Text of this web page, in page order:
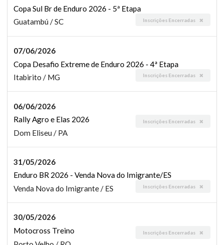
Copa Sul Br de Enduro 2026 - 5ª Etapa
Inscrições Encerradas
Guatambú / SC
07/06/2026
Copa Desafio Extreme de Enduro 2026 - 4ª Etapa
Inscrições Encerradas
Itabirito / MG
06/06/2026
Rally Agro e Elas 2026
Inscrições Encerradas
Dom Eliseu / PA
31/05/2026
Enduro BR 2026 - Venda Nova do Imigrante/ES
Inscrições Encerradas
Venda Nova do Imigrante / ES
30/05/2026
Motocross Treino
Inscrições Encerradas